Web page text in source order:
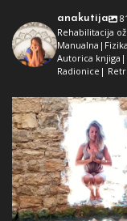
anakutija
Rehabilitacija
Autorica knjiga|
Radionice|
Dolaz da sam bila plava
preko ljeta
72 1